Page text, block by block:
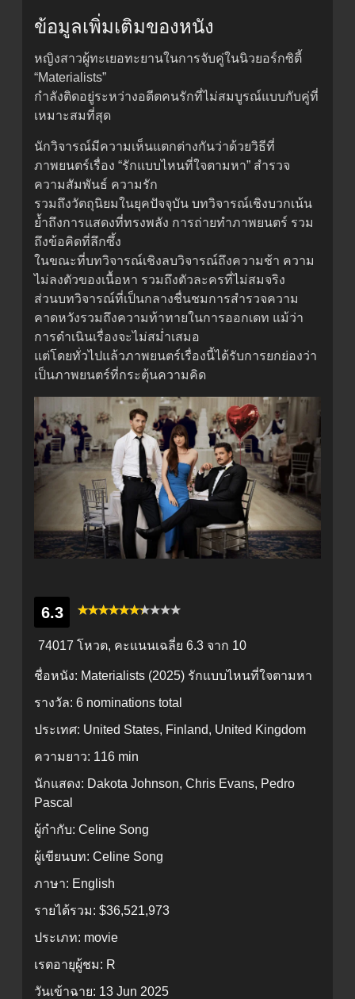
ข้อมูลเพิ่มเติมของหนัง
หญิงสาวผู้ทะเยอทะยานในการจับคู่ในนิวยอร์กซิตี้
“Materialists”
กำลังติดอยู่ระหว่างอดีตคนรักที่ไม่สมบูรณ์แบบกับคู่ที่
เหมาะสมที่สุด
นักวิจารณ์มีความเห็นแตกต่างกันว่าด้วยวิธีที่
ภาพยนตร์เรื่อง “รักแบบไหนที่ใจตามหา” สำรวจ
ความสัมพันธ์ ความรัก
รวมถึงวัตถุนิยมในยุคปัจจุบัน บทวิจารณ์เชิงบวกเน้น
ย้ำถึงการแสดงที่ทรงพลัง การถ่ายทำภาพยนตร์ รวม
ถึงข้อคิดที่ลึกซึ้ง
ในขณะที่บทวิจารณ์เชิงลบวิจารณ์ถึงความช้า ความ
ไม่ลงตัวของเนื้อหา รวมถึงตัวละครที่ไม่สมจริง
ส่วนบทวิจารณ์ที่เป็นกลางชื่นชมการสำรวจความ
คาดหวังรวมถึงความท้าทายในการออกเดท แม้ว่า
การดำเนินเรื่องจะไม่สม่ำเสมอ
แต่โดยทั่วไปแล้วภาพยนตร์เรื่องนี้ได้รับการยกย่องว่า
เป็นภาพยนตร์ที่กระตุ้นความคิด
6.3
74017 โหวต, คะแนนเฉลี่ย 6.3 จาก 10
ชื่อหนัง: Materialists (2025) รักแบบไหนที่ใจตามหา
รางวัล: 6 nominations total
ประเทศ: United States, Finland, United Kingdom
ความยาว: 116 min
นักแสดง: Dakota Johnson, Chris Evans, Pedro
Pascal
ผู้กำกับ: Celine Song
ผู้เขียนบท: Celine Song
ภาษา: English
รายได้รวม: $36,521,973
ประเภท: movie
เรตอายุผู้ชม: R
วันเข้าฉาย: 13 Jun 2025